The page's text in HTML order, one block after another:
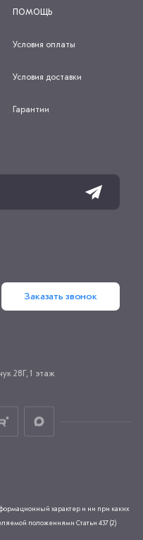
ПОМОЩЬ
Условия оплаты
Условия доставки
Гарантии
Заказать звонок
28Г, 1 этаж
характер и ни при каких
положениями Статьи 437 (2)